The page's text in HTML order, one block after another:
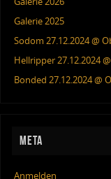
Galerie 2025
Sodom 27.12.2024 @
Hellripper 27.12.2024
Bonded 27.12.2024 @
META
Anmelden